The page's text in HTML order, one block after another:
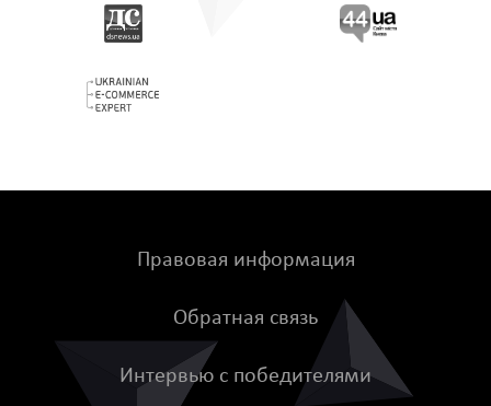
Правовая информация
Обратная связь
Интервью с победителями